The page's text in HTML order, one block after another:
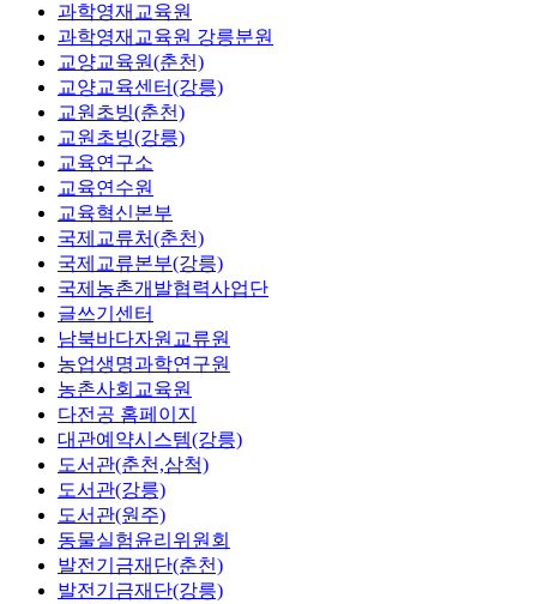
과학영재교육원
과학영재교육원 강릉분원
교양교육원(춘천)
교양교육센터(강릉)
교원초빙(춘천)
교원초빙(강릉)
교육연구소
교육연수원
교육혁신본부
국제교류처(춘천)
국제교류본부(강릉)
국제농촌개발협력사업단
글쓰기센터
남북바다자원교류원
농업생명과학연구원
농촌사회교육원
다전공 홈페이지
대관예약시스템(강릉)
도서관(춘천,삼척)
도서관(강릉)
도서관(원주)
동물실험윤리위원회
발전기금재단(춘천)
발전기금재단(강릉)